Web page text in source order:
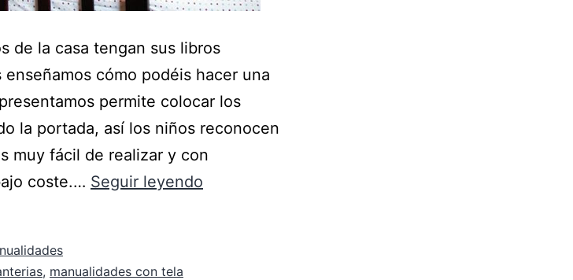
de la casa tengan sus libros
cómo podéis hacer una
permite colocar los
la portada, así los niños reconocen
muy fácil de realizar y con
coste.… Seguir leyendo
, manualidades con tela